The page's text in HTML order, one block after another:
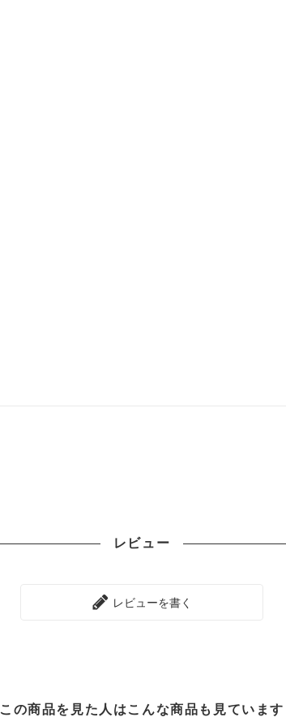
レビュー
レビューを書く
この商品を見た人は こんな商品も見ています